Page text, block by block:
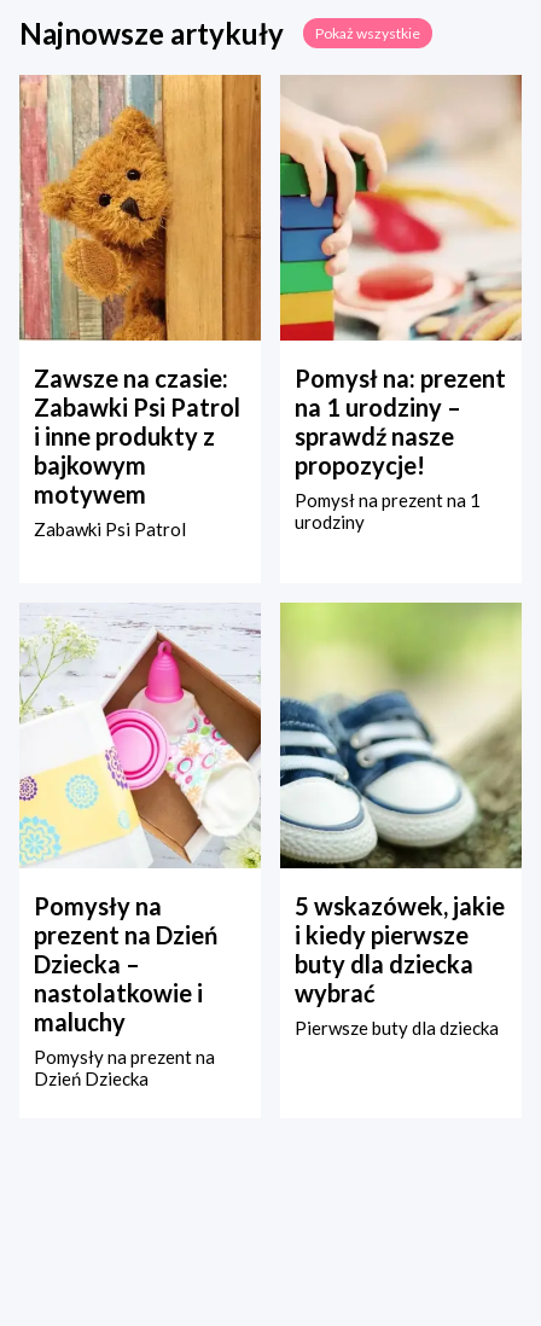
Najnowsze artykuły Pokaż wszystkie
Zawsze na czasie:
Zabawki Psi Patrol
i inne produkty z
bajkowym
motywem
Zabawki Psi Patrol
Pomysł na: prezent
na 1 urodziny –
sprawdź nasze
propozycje!
Pomysł na prezent na 1
urodziny
Pomysły na
prezent na Dzień
Dziecka –
nastolatkowie i
maluchy
Pomysły na prezent na
Dzień Dziecka
5 wskazówek, jakie
i kiedy pierwsze
buty dla dziecka
wybrać
Pierwsze buty dla dziecka